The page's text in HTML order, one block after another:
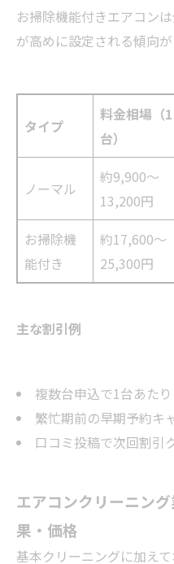
お掃除機能付きエアコン
が高めに設定される傾向が
タイプ
料金相場（1
台）
ノーマル
約9,900〜
13,200円
お掃除機
能付き
約17,600〜
25,300円
主な割引例
複数台申込で1台あた
繁忙期前の早期予約キ
口コミ投稿で次回割引
エアコンクリーニン
果・価格
基本クリーニングに加え